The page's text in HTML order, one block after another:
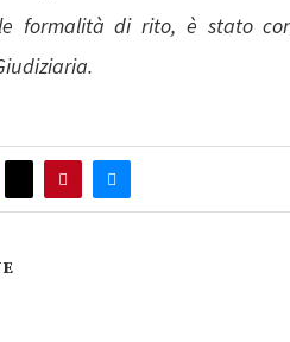
formalità di rito, è stato